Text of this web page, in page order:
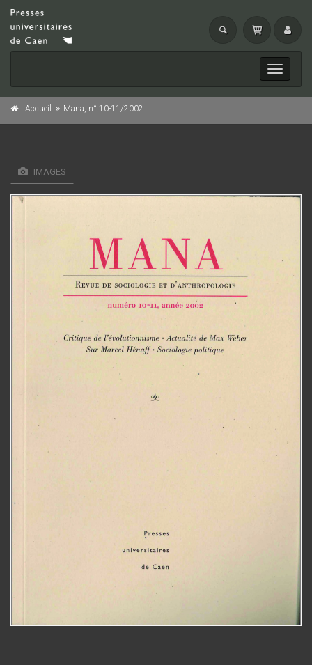
Toggle
Accueil Mana, n° 10-11/2002
IMAGES